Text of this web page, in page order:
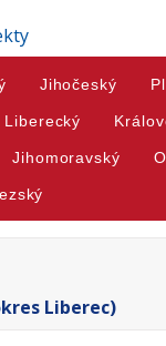
Jihočeský
Liberecký
Jihomoravský
Liberec)